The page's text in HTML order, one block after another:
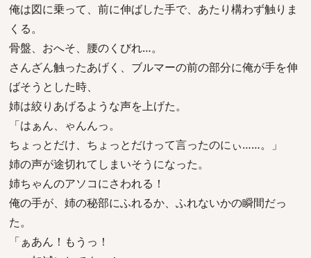
俺は図に乗って、前に伸ばした手で、あたり構わず触りま
くる。
骨盤、おへそ、腰のくびれ…。
さんざん触ったあげく、ブルマーの前の部分に俺が手を伸
ばそうとした時、
姉は絞りあげるような声を上げた。
「はぁん、ゃんんっ。
ちょっとだけ、ちょっとだけって言ったのにぃ……。」
姉の声が途切れてしまいそうになった。
姉ちゃんのアソコにさわれる！
俺の手が、姉の秘部にふれるか、ふれないかの瞬間だっ
た。
「ぁあん！もうっ！